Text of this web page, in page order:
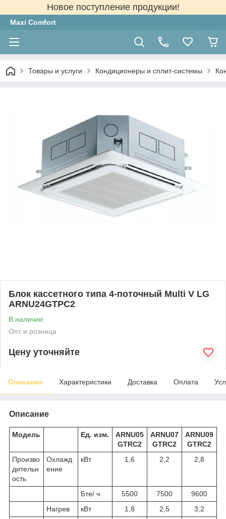
Новое поступление продукции!
Maxi Comfort
Товары и услуги Кондиционеры и сплит-системы
Блок кассетного типа 4-поточный Multi V LG
ARNU24GTPC2
В наличии
Опт и розница
Цену уточняйте
Описание Характеристики Доставка Оплата
Описание
Модель Ед. изм.
ARNU05
GTRC2
ARNU07
GTRC2
ARNU09
GTRC2
Произво
дительн
ость
Охлажд
ение
кВт 1,6 2,2 2,8
Бте/ ч 5500 7500
9600
Нагрев
кВт 1,8 2,5
3,2